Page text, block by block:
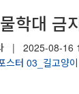
학대 금
| 2025-08-16
스터 03_길고양